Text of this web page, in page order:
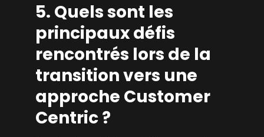
5. Quels sont les
principaux défis
rencontrés lors de la
transition vers une
approche Customer
Centric ?